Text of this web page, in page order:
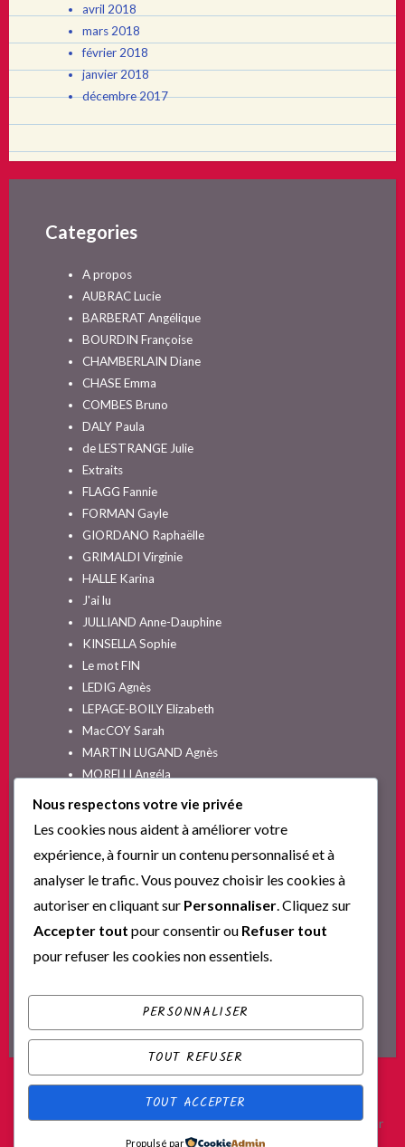
avril 2018
mars 2018
février 2018
janvier 2018
décembre 2017
Categories
A propos
AUBRAC Lucie
BARBERAT Angélique
BOURDIN Françoise
CHAMBERLAIN Diane
CHASE Emma
COMBES Bruno
DALY Paula
de LESTRANGE Julie
Extraits
FLAGG Fannie
FORMAN Gayle
GIORDANO Raphaëlle
GRIMALDI Virginie
HALLE Karina
J'ai lu
JULLIAND Anne-Dauphine
KINSELLA Sophie
Le mot FIN
LEDIG Agnès
LEPAGE-BOILY Elizabeth
MacCOY Sarah
MARTIN LUGAND Agnès
MORELLI Angéla
MOYES Jojo
Non classé
PINGUILLY Yves
RIVA Alex
SESKIS Tina
SOLNON Jean-François
SPARKS Nicholas
YVERT Sylvie
Fièrement propulsé par WordPress | Thème : Scratchpad par
Nous respectons votre vie privée
Les cookies nous aident à améliorer votre
expérience, à fournir un contenu personnalisé et à
analyser le trafic. Vous pouvez choisir les cookies à
autoriser en cliquant sur Personnaliser . Cliquez sur
Accepter tout pour consentir ou Refuser tout
pour refuser les cookies non essentiels.
PERSONNALISER
TOUT REFUSER
TOUT ACCEPTER
Propulsé par